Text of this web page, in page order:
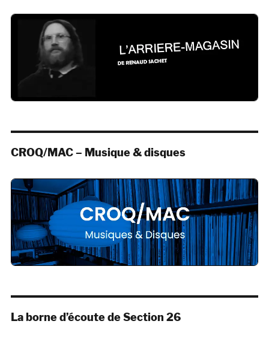
CROQ/MAC – Musique & disques
La borne d’écoute de Section 26